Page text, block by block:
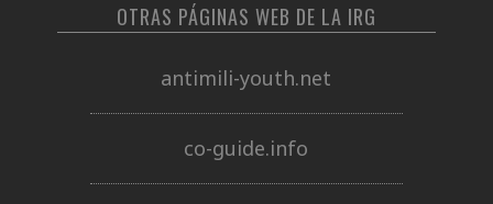
OTRAS PÁGINAS WEB DE LA IRG
antimili-youth.net
co-guide.info